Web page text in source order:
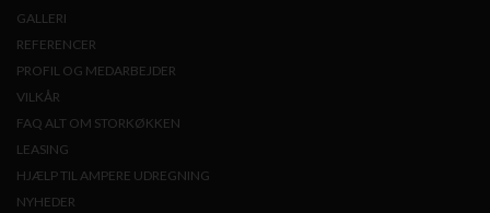
GALLERI
REFERENCER
PROFIL OG MEDARBEJDER
VILKÅR
FAQ ALT OM STORKØKKEN
LEASING
HJÆLP TIL AMPERE UDREGNING
NYHEDER